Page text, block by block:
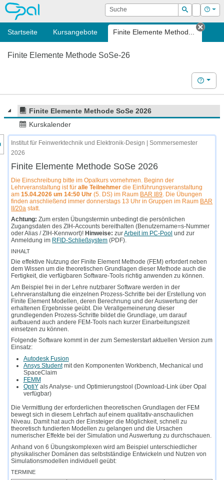
OPAL Suche
Suchen
Login Hilfe
Startseite Kursangebote Finite Elemente Method...
Tab
Finite Elemente Methode SoSe-26
Hilfe
Finite Elemente Methode SoSe 2026
Kurskalender
des Kursmenüs
Institut für Feinwerktechnik und Elektronik-Design | Sommersemester
2026
Finite Elemente Methode SoSe 2026
Die Einschreibung bitte im Opalkurs vornehmen. Beginn der
Lehrveranstaltung ist füralle Teilnehmer die Einführungsveranstaltung
am15.04.2026 um 14:50 Uhr (5. DS) im Raum BAR I89 . Die Übungen
finden anschließend immer donnerstags 13 Uhr in Gruppen im Raum BAR
II/20a statt.
Achtung: Zum ersten Übungstermin unbedingt die persönlichen
Zugangsdaten des ZIH-Accounts bereithalten (Benutzername=s-Nummer
oder Alias / ZIH-Kennwort)! Hinweise: zurArbeit im PC-Pool und zur
Anmeldung im RFID-Schließsystem (PDF).
INHALT
Die effektive Nutzung der Finite Element Methode (FEM) erfordert neben
dem Wissen um die theoretischen Grundlagen dieser Methode auch die
Fertigkeit, die verfügbaren Software-Tools richtig anwenden zu können.
Am Beispiel frei in der Lehre nutzbarer Software werden in der
Lehrveranstaltung die einzelnen Prozess-Schritte bei der Erstellung von
Finite Element Modellen, deren Berechnung und der Auswertung der
erhaltenen Ergebnisse geübt. Die Verallgemeinerung dieser
grundlegenden Prozess-Schritte bildet die Grundlage, um darauf
aufbauend auch andere FEM-Tools nach kurzer Einarbeitungszeit
einsetzen zu können.
Folgende Software kommt in der zum Semesterstart aktuellen Version zum
Einsatz:
Autodesk Fusion
Ansys Studentmit den Komponenten Workbench, Mechanical und
SpaceClaim
FEMM
OptiYals Analyse- und Optimierungstool (Download-Link über Opal
verfügbar)
Die Vermittlung der erforderlichen theoretischen Grundlagen der FEM
bewegt sich in diesem Lehrfach auf einem qualitativ-anschaulichen
Niveau. Damit hat auch der Einsteiger die Möglichkeit, schnell zu
theoretisch fundierten Modellen zu gelangen und die Ursachen
numerischer Effekte bei der Simulation und Auswertung zu durchschauen.
Anhand von 6 Übungskomplexen wird am Beispiel unterschiedlicher
physikalischer Domänen das selbstständige Entwickeln und Nutzen von
Simulationsmodellen individuell geübt:
TERMINE